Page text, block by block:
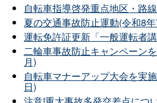
自転車指導啓発重点地区・路線
夏の交通事故防止運動(令和8
運転免許証更新「一般運転者
二輪車事故防止キャンペーン
月)
自転車マナーアップ大会を実
日)